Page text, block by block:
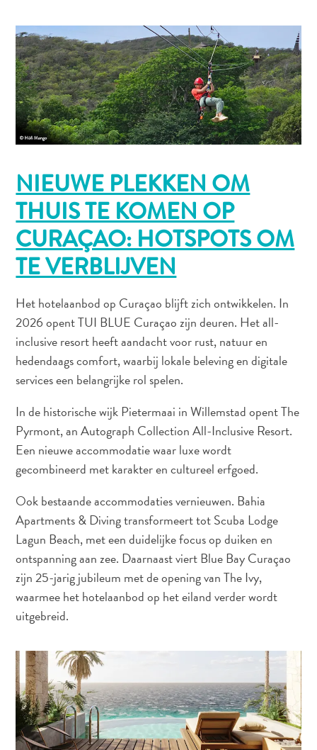
&
Eten
Plan
Je
Trip
The
Blue
Van
bohohotels
tot
arty
mijn
creatieve
Curaçao-
gids
snorkelen
op
Curaçao
NIEUWE PLEKKEN OM
THUIS TE KOMEN OP
CURAÇAO: HOTSPOTS OM
TE VERBLIJVEN
Het hotelaanbod op Curaçao blijft zich ontwikkelen. In
2026 opent TUI BLUE Curaçao zijn deuren. Het all-
inclusive resort heeft aandacht voor rust, natuur en
hedendaags comfort, waarbij lokale beleving en digitale
services een belangrijke rol spelen.
In de historische wijk Pietermaai in Willemstad opent The
Pyrmont, an Autograph Collection All-Inclusive Resort.
Een nieuwe accommodatie waar luxe wordt
gecombineerd met karakter en cultureel erfgoed.
Ook bestaande accommodaties vernieuwen. Bahia
Apartments & Diving transformeert tot Scuba Lodge
Lagun Beach, met een duidelijke focus op duiken en
ontspanning aan zee. Daarnaast viert Blue Bay Curaçao
zijn 25-jarig jubileum met de opening van The Ivy,
waarmee het hotelaanbod op het eiland verder wordt
uitgebreid.